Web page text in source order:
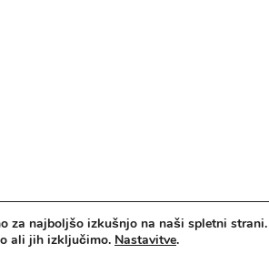
za najboljšo izkušnjo na naši spletni
ali jih izključimo. Nastavitve.